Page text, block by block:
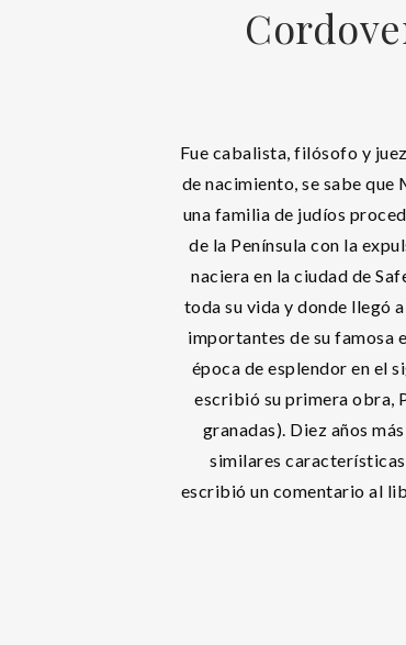
Fue cabalista, filósofo y
de nacimiento, se sabe
una familia de judíos
de la Península con la
naciera en la ciudad de
toda su vida y donde llegó
importantes de su famosa
época de esplendor en el
escribió su primera obra,
granadas). Diez años
similares
escribió un comentario al